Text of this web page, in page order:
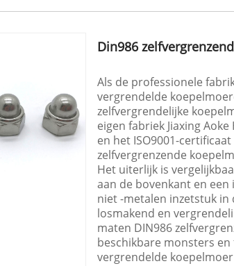
Din986
Als de professionele
vergrendelde
zelfvergrendelijke
eigen fabriek Jiaxing
en het ISO9001-
zelfvergrenzende
Het uiterlijk is
aan de bovenkant en
niet -metalen inzetstuk in
losmakend en
maten DIN986
beschikbare monsters
vergrendelde